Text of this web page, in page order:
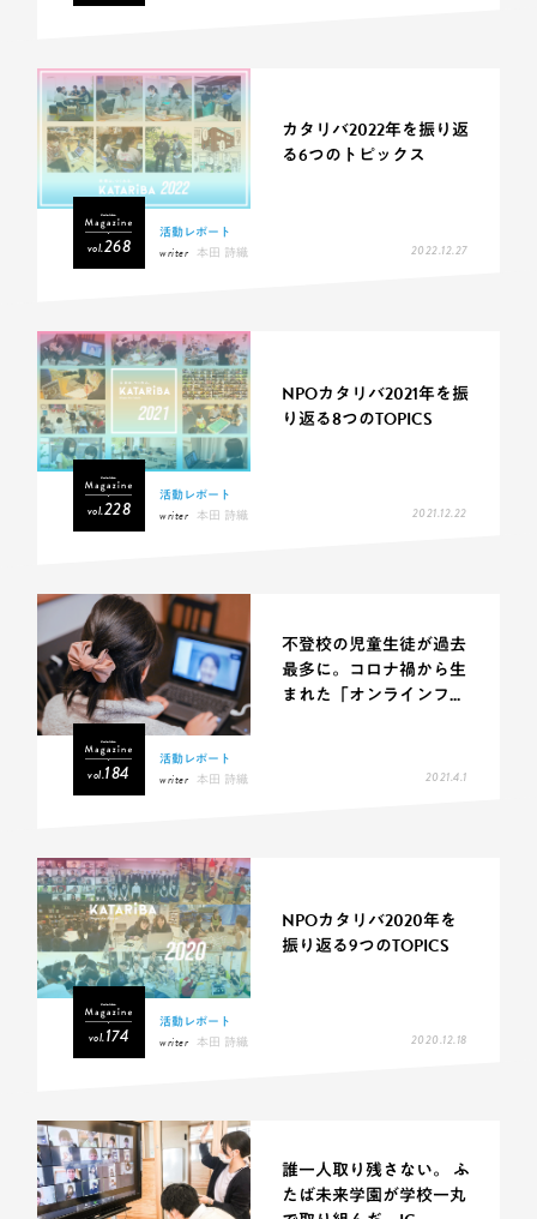
vol.268
カタリバ2022年を振り返
る6つのトピックス
活動レポート
writer
本田 詩織 2022.12.27
vol.228
NPOカタリバ2021年を振
り返る8つのTOPICS
活動レポート
writer
本田 詩織 2021.12.22
vol.184
不登校の児童生徒が過去
最多に。コロナ禍から生
まれた「オンラインフ...
活動レポート
writer
本田 詩織 2021.4.1
vol.174
NPOカタリバ2020年を
振り返る9つのTOPICS
活動レポート
writer
本田 詩織 2020.12.18
誰一人取り残さない。 ふ
たば未来学園が学校一丸